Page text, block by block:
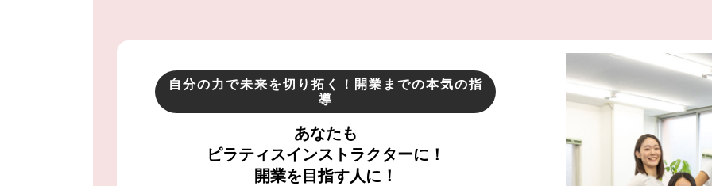
自分の力で未来を切り拓く！ 開業までの本気の指
導
あなたも
ピラティスインストラクターに！
開業を目指す人に！